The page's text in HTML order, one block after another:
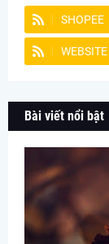
SHOPEE
WEBSITE
Bài viết nổi bật